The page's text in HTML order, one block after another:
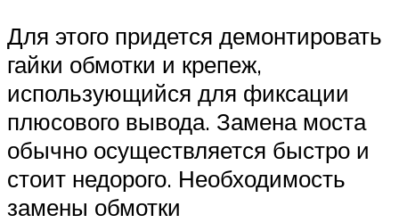
Для этого придется демонтировать
гайки обмотки и крепеж,
использующийся для фиксации
плюсового вывода. Замена моста
обычно осуществляется быстро и
стоит недорого. Необходимость
замены обмотки